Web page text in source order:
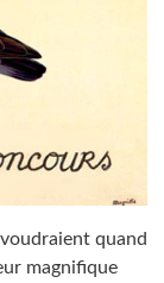
quand
magnifique